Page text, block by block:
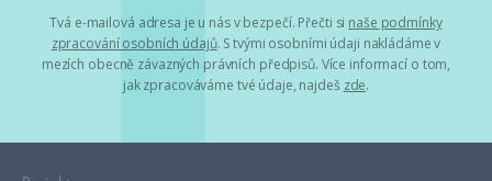
Tvá e-mailová adresa je u nás v bezpečí. Přečti si naše podmínky
zpracování osobních údajů. S tvými osobními údaji nakládáme v
mezích obecně závazných právních předpisů. Více informací o tom,
jak zpracováváme tvé údaje, najdeš zde.